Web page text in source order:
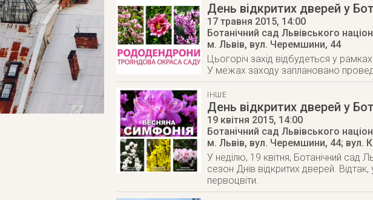
День відкритих дверей у
17 травня 2015, 14:00
Ботанічний сад Львівського
м. Львів, вул. Черемшини, 44
Цьогоріч захід відбудеться у
У межах заходу заплановано
ІНШЕ
День відкритих дверей у
19 квітня 2015, 14:00
Ботанічний сад Львівського
м. Львів, вул. Черемшини, 44; вул.
У неділю, 19 квітня, Ботанічний сад
сезон Днів відкритих дверей.
первоцвіти.